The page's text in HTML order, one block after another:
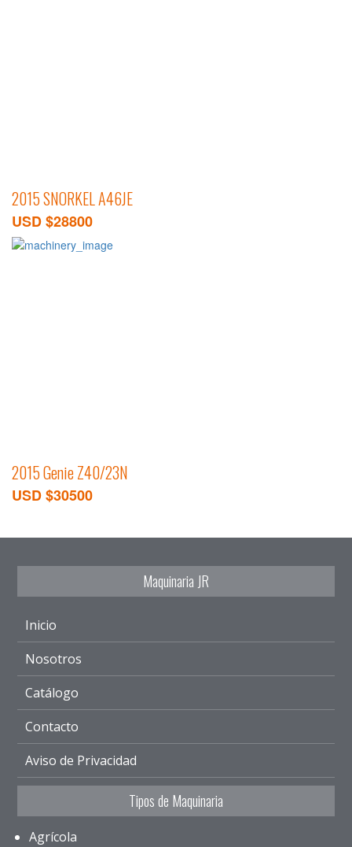
2015 SNORKEL A46JE
USD $28800
2015 Genie Z40/23N
USD $30500
Maquinaria JR
Inicio
Nosotros
Catálogo
Contacto
Aviso de Privacidad
Tipos de Maquinaria
Agrícola